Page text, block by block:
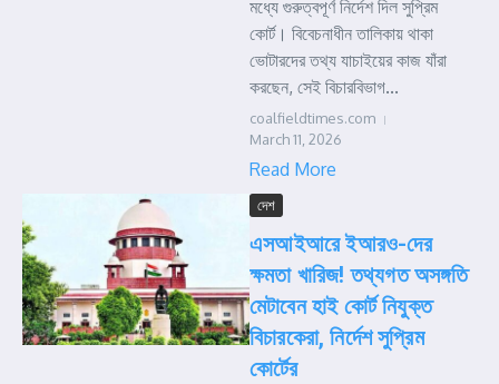
মধ্যে গুরুত্বপূর্ণ নির্দেশ দিল সুপ্রিম
কোর্ট। বিবেচনাধীন তালিকায় থাকা
ভোটারদের তথ্য যাচাইয়ের কাজ যাঁরা
করছেন, সেই বিচারবিভাগ...
coalfieldtimes.com
March 11, 2026
Read More
দেশ
এসআইআরে ইআরও-দের
ক্ষমতা খারিজ! তথ্যগত অসঙ্গতি
মেটাবেন হাই কোর্ট নিযুক্ত
বিচারকেরা, নির্দেশ সুপ্রিম
কোর্টের